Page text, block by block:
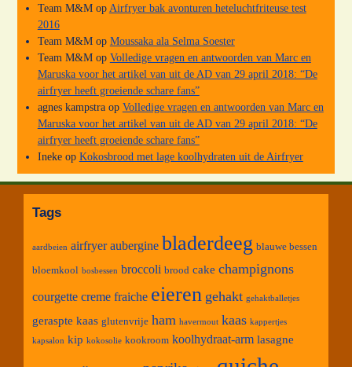
Team M&Mop Airfryer bak avonturen heteluchtfriteuse test
2016
Team M&Mop Moussaka ala Selma Soester
Team M&Mop Volledige vragen en antwoorden van Marc en
Maruska voor het artikel van uit de AD van 29 april 2018: “De
airfryer heeft groeiende schare fans”
agnes kampstraop Volledige vragen en antwoorden van Marc en
Maruska voor het artikel van uit de AD van 29 april 2018: “De
airfryer heeft groeiende schare fans”
Inekeop Kokosbrood met lage koolhydraten uit de Airfryer
Tags
aardbeien airfryer aubergine bladerdeeg blauwe bessen
bloemkool bosbessen broccoli brood cake champignons
courgette creme fraiche eieren gehakt gehaktballetjes
geraspte kaas glutenvrije ham havermout kaas kappertjes
kapsalon kip kokosolie kookroom koolhydraat-arm lasagne